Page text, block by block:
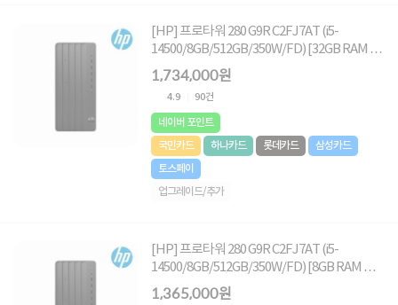
[HP] 프로타워 280 G9R C2FJ7AT (i5-
14500/8GB/512GB/350W/FD) [32GB RAM 구
성(16GB*2)]
1,734,000원
4.9 90건
네이버 포인트
국민카드
하나카드 롯데카드
삼성카드
토스페이
업그레이드/추가
[HP] 프로타워 280 G9R C2FJ7AT (i5-
14500/8GB/512GB/350W/FD) [8GB RAM 추
가(총16GB)]
1,365,000원